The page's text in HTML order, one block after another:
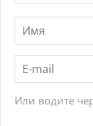
Или водите